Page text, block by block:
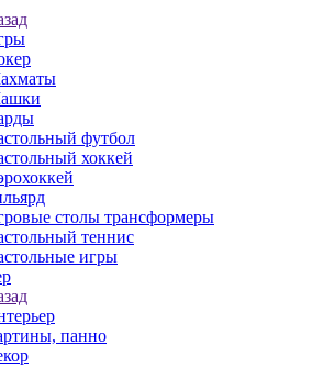
футбол
хоккей
столы трансформеры
теннис
игры
панно